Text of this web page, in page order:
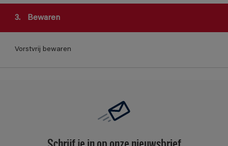
3. Bewaren
Vorstvrij bewaren